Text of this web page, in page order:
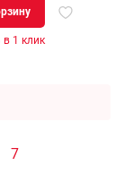
в 1 клик
7